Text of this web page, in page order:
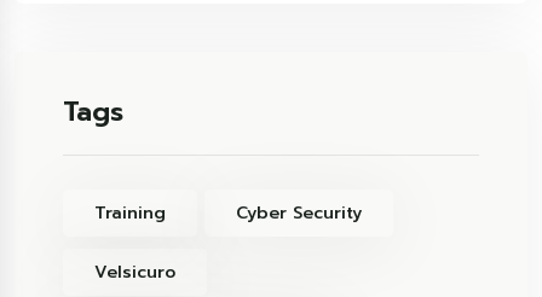
Tags
Training Cyber Security
Velsicuro